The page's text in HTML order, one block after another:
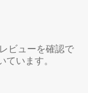
ビューを確認で
います。